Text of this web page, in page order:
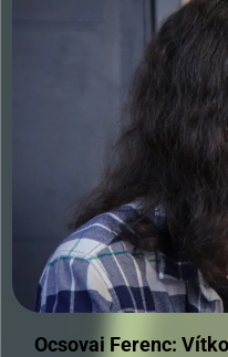
Ocsovai Ferenc: